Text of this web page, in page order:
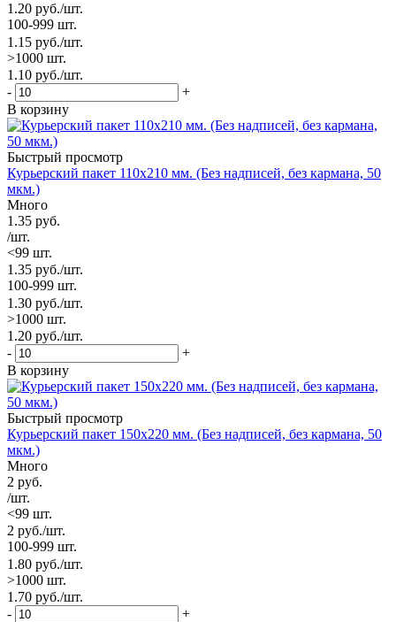
1.20 руб./шт.
100-999 шт.
1.15 руб./шт.
>1000 шт.
1.10 руб./шт.
-
+
В корзину
Быстрый просмотр
Курьерский пакет 110х210 мм. (Без надписей, без кармана, 50
мкм.)
Много
1.35 руб.
/шт.
<99 шт.
1.35 руб./шт.
100-999 шт.
1.30 руб./шт.
>1000 шт.
1.20 руб./шт.
-
+
В корзину
Быстрый просмотр
Курьерский пакет 150х220 мм. (Без надписей, без кармана, 50
мкм.)
Много
2 руб.
/шт.
<99 шт.
2 руб./шт.
100-999 шт.
1.80 руб./шт.
>1000 шт.
1.70 руб./шт.
-
+